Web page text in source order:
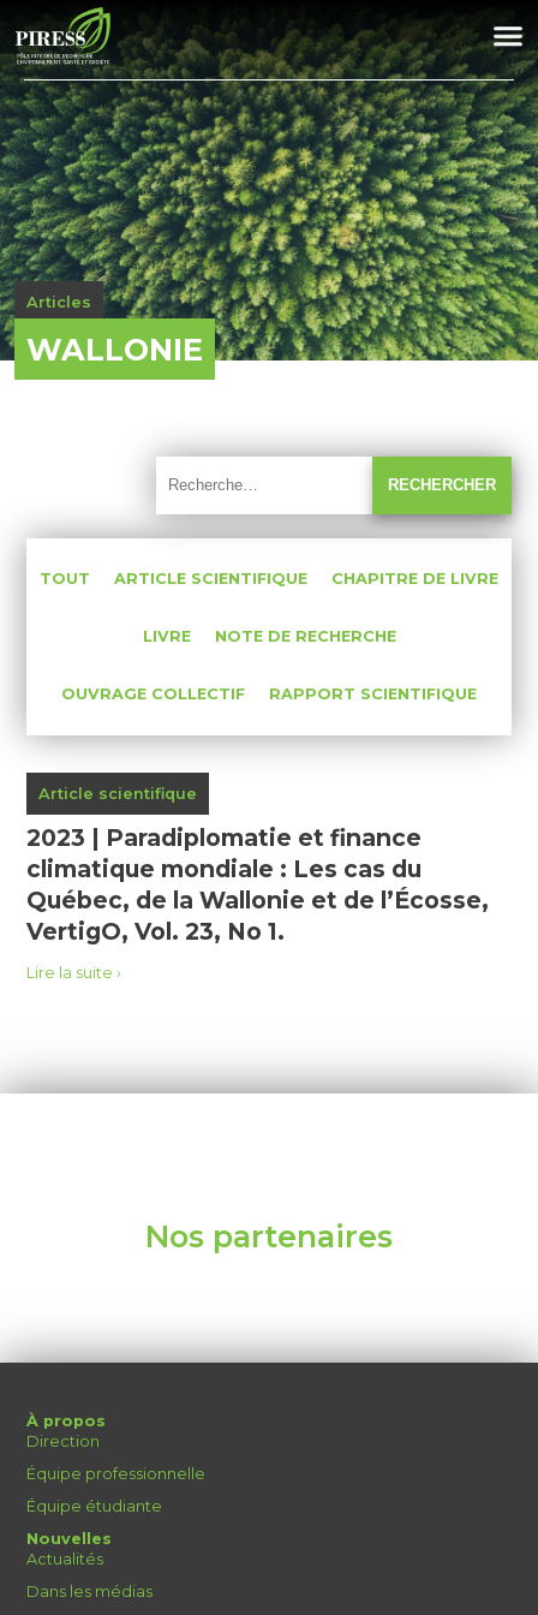
Articles
WALLONIE
TOUT ARTICLE SCIENTIFIQUE CHAPITRE DE LIVRE
LIVRE NOTE DE RECHERCHE
OUVRAGE COLLECTIF RAPPORT SCIENTIFIQUE
Article scientifique
2023 | Paradiplomatie et finance
climatique mondiale : Les cas du
Québec, de la Wallonie et de l’Écosse,
VertigO, Vol. 23, No 1.
Lire la suite
Nos partenaires
À propos
Direction
Équipe professionnelle
Équipe étudiante
Nouvelles
Actualités
Dans les médias